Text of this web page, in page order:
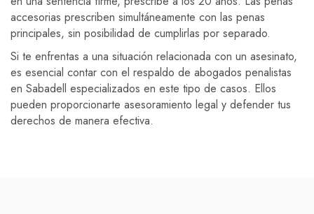
accesorias prescriben simultáneamente con las penas
principales, sin posibilidad de cumplirlas por separado.
Si te enfrentas a una situación relacionada con un asesinato,
es esencial contar con el respaldo de abogados penalistas
en Sabadell especializados en este tipo de casos. Ellos
pueden proporcionarte asesoramiento legal y defender tus
derechos de manera efectiva.